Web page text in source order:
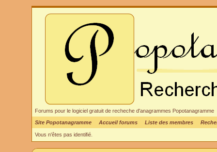
Forums pour le logiciel gratuit de recheche d'anagrammes Popotanagramme
Site Popotanagramme
Accueil forums Liste des membres
Vous n'êtes pas identifié.